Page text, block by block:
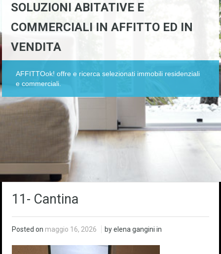
SOLUZIONI ABITATIVE E
COMMERCIALI IN AFFITTO ED IN
VENDITA
AFFITTOok! offre e ricerca selezionati immobili residenziali
e commerciali.
11- Cantina
Posted on maggio 16, 2026 by elena gangini in